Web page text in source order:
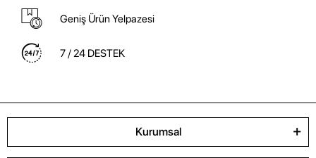
Geniş Ürün Yelpazesi
7 / 24 DESTEK
Kurumsal